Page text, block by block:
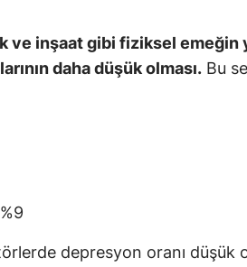
ve inşaat gibi fiziksel emeğin
daha düşük olması. Bu
%9
depresyon oranı düşük